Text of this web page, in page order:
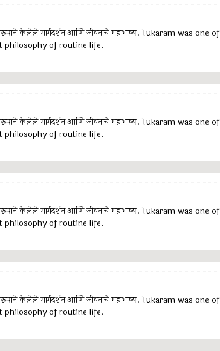
केलेले मार्गदर्शन आणि जीवनाचे महाभाष्य. Tukaram was one of
philosophy of routine life.
केलेले मार्गदर्शन आणि जीवनाचे महाभाष्य. Tukaram was one of
philosophy of routine life.
केलेले मार्गदर्शन आणि जीवनाचे महाभाष्य. Tukaram was one of
philosophy of routine life.
केलेले मार्गदर्शन आणि जीवनाचे महाभाष्य. Tukaram was one of
philosophy of routine life.